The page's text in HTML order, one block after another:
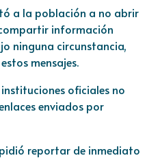
a la población a no abrir
información
ninguna circunstancia,
mensajes.
oficiales no
enviados por
reportar de inmediato